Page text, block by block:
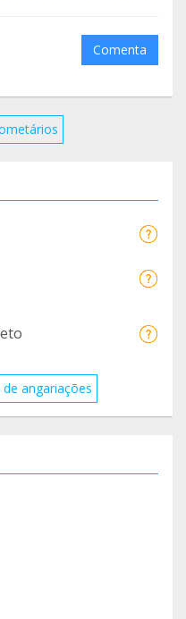
Comenta
angariações